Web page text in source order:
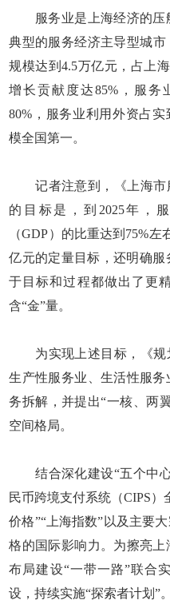
服务业是上海经济的压
典型的服务经济主导型城市
规模达到4.5万亿元，占上
增长贡献度达85%，服务
80%，服务业利用外资占
模全国第一。
记者注意到，《上海市
的目标是，到2025年，
（GDP）的比重达到75%
亿元的定量目标，还明确服
于目标和过程都做出了更
含“金”量。
为实现上述目标，《规
生产性服务业、生活性服
务拆解，并提出“一核、两
空间格局。
结合深化建设“五个中心
民币跨境支付系统（CIPS
价格”“上海指数”以及主要
格的国际影响力。为擦亮上
布局建设“一带一路”联合
设，持续实施“探索者计划”。